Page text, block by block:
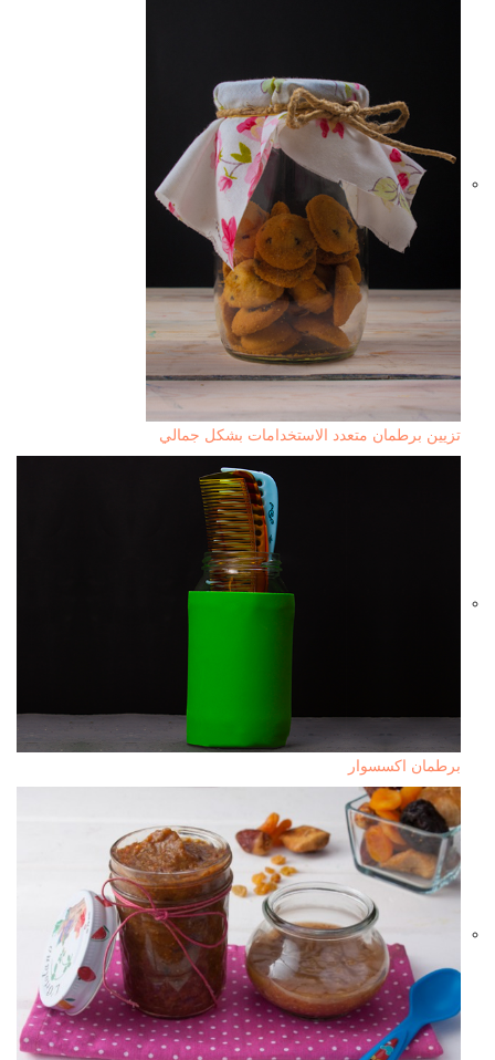
تزيين برطمان متعدد الاستخدامات بشكل جمالي
برطمان اكسسوار